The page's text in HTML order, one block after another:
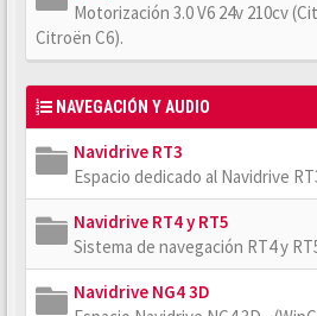
Motorización 3.0 V6 24v 210cv
Citroën C6).
NAVEGACIÓN Y AUDIO
Navidrive RT3
Espacio dedicado al Navidrive
Navidrive RT4 y RT5
Sistema de navegación RT4 y
Navidrive NG4 3D